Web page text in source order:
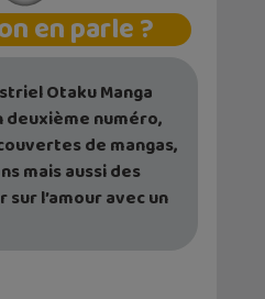
en parle ?
Otaku Manga
numéro,
de mangas,
mais aussi des
l’amour avec un